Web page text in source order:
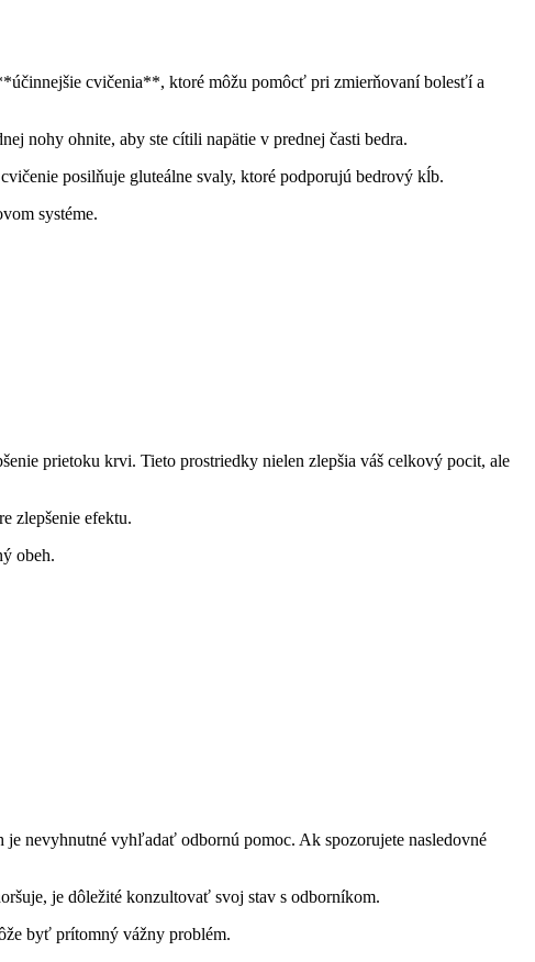
cvičenia**, ktoré môžu pomôcť pri zmierňovaní bolesťí a
nohy ohnite, aby ste cítili napätie v prednej časti bedra.
posilňuje gluteálne svaly, ktoré podporujú bedrový kĺb.
systéme.
prietoku krvi. Tieto prostriedky nielen zlepšia váš celkový pocit, ale
zlepšenie efektu.
obeh.
nevyhnutné vyhľadať odbornú pomoc. Ak spozorujete nasledovné
je dôležité konzultovať svoj stav s odborníkom.
byť prítomný vážny problém.